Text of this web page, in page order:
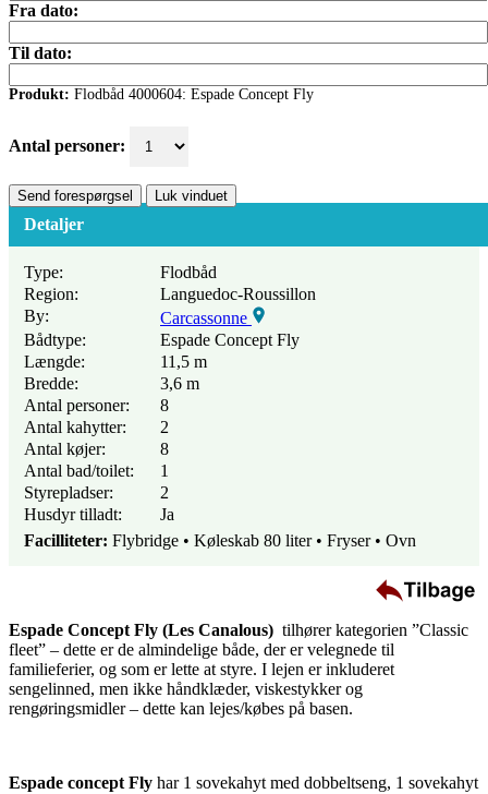
Fra dato:
Til dato:
Produkt: Flodbåd 4000604: Espade Concept Fly
Antal personer:
Send forespørgsel Luk vinduet
Detaljer
Type:
Flodbåd
Region:
Languedoc-Roussillon
By:
Carcassonne
Bådtype:
Espade Concept Fly
Længde:
11,5 m
Bredde:
3,6 m
Antal personer:
8
Antal kahytter:
2
Antal køjer:
8
Antal bad/toilet:
1
Styrepladser:
2
Husdyr tilladt:
Ja
Facilliteter: Flybridge • Køleskab 80 liter • Fryser • Ovn
Espade Concept Fly (Les Canalous) tilhører kategorien ”Classic
fleet” – dette er de almindelige både, der er velegnede til
familieferier, og som er lette at styre. I lejen er inkluderet
sengelinned, men ikke håndklæder, viskestykker og
rengøringsmidler – dette kan lejes/købes på basen.
Espade concept Fly har 1 sovekahyt med dobbeltseng, 1 sovekahyt